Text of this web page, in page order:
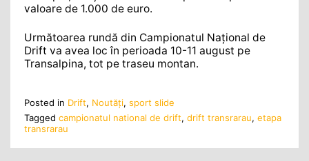
valoare de 1.000 de euro.
Următoarea rundă din Campionatul Național de
Drift va avea loc în perioada 10-11 august pe
Transalpina, tot pe traseu montan.
Posted in Drift, Noutăţi, sport slide
Tagged campionatul national de drift, drift transrarau, etapa
transrarau